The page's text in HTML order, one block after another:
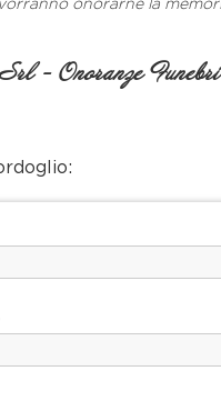
onorarne la
- Onoranze Funebri